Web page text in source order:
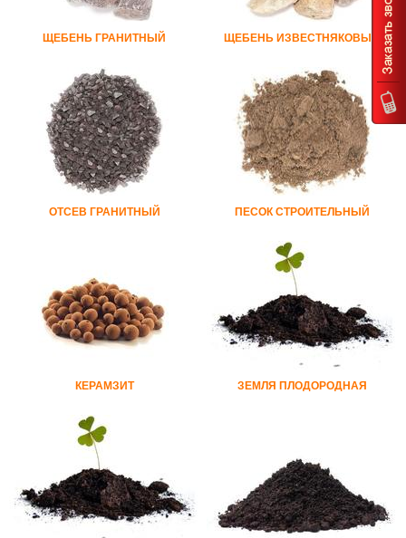
ЩЕБЕНЬ ГРАНИТНЫЙ ЩЕБЕНЬ ИЗВЕСТНЯКОВЫЙ
ОТСЕВ ГРАНИТНЫЙ ПЕСОК СТРОИТЕЛЬНЫЙ
КЕРАМЗИТ ЗЕМЛЯ ПЛОДОРОДНАЯ